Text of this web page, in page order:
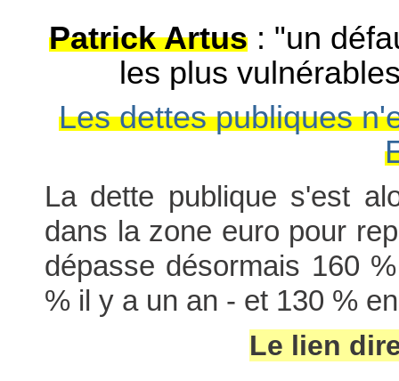
Patrick Artus : "un
les plus
Les dettes publiques
La dette publique s'est
dans la zone euro pour
dépasse désormais 160
% il y a un an - et 130 %
Le lien